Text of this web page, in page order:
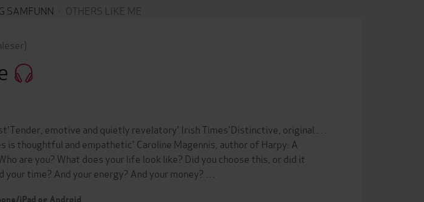
SAMFUNN OTHERS LIKE ME
emotive and quietly revelatory' Irish Times'Distinctive, original . . .
is thoughtful and empathetic' Caroline Magennis, author of Harpy: A
are you? What does your life look like? Did you choose this, or did it
your time? And your energy? And your money? …
iPad og Android